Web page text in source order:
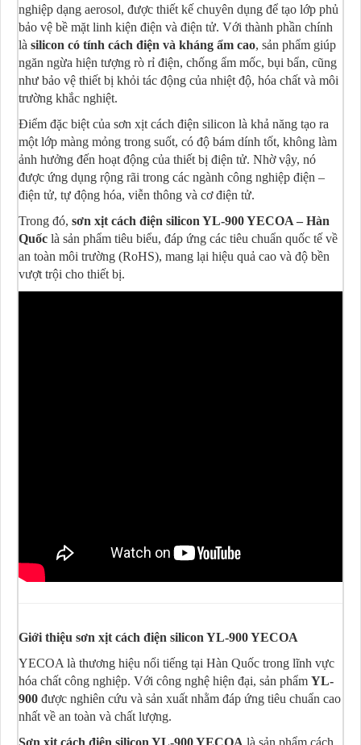
nghiệp dạng aerosol, được thiết kế chuyên dụng để tạo lớp phủ
bảo vệ bề mặt linh kiện điện và điện tử. Với thành phần chính
là silicon có tính cách điện và kháng ẩm cao, sản phẩm giúp
ngăn ngừa hiện tượng rò rỉ điện, chống ẩm mốc, bụi bẩn, cũng
như bảo vệ thiết bị khỏi tác động của nhiệt độ, hóa chất và môi
trường khắc nghiệt.
Điểm đặc biệt của sơn xịt cách điện silicon là khả năng tạo ra
một lớp màng mỏng trong suốt, có độ bám dính tốt, không làm
ảnh hưởng đến hoạt động của thiết bị điện tử. Nhờ vậy, nó
được ứng dụng rộng rãi trong các ngành công nghiệp điện –
điện tử, tự động hóa, viễn thông và cơ điện tử.
Trong đó, sơn xịt cách điện silicon YL-900 YECOA – Hàn
Quốc là sản phẩm tiêu biểu, đáp ứng các tiêu chuẩn quốc tế về
an toàn môi trường (RoHS), mang lại hiệu quả cao và độ bền
vượt trội cho thiết bị.
Giới thiệu sơn xịt cách điện silicon YL-900 YECOA
YECOA là thương hiệu nổi tiếng tại Hàn Quốc trong lĩnh vực
hóa chất công nghiệp. Với công nghệ hiện đại, sản phẩm YL-
900 được nghiên cứu và sản xuất nhằm đáp ứng tiêu chuẩn cao
nhất về an toàn và chất lượng.